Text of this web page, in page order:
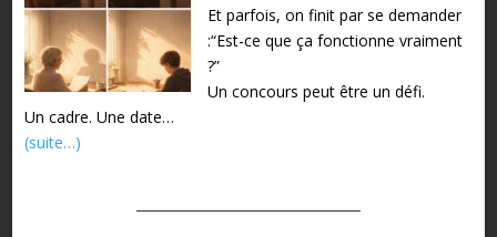
Et parfois, on finit par se demander
:“Est-ce que ça fonctionne vraiment
?”
Un concours peut être un défi.
Un cadre. Une date…
(suite…)